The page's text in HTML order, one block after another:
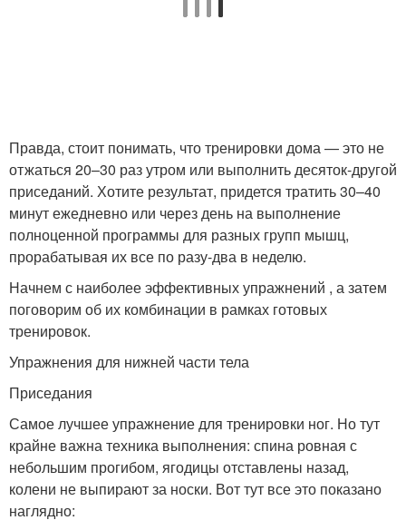
Правда, стоит понимать, что тренировки дома — это не
отжаться 20–30 раз утром или выполнить десяток-другой
приседаний. Хотите результат, придется тратить 30–40
минут ежедневно или через день на выполнение
полноценной программы для разных групп мышц,
прорабатывая их все по разу-два в неделю.
Начнем с наиболее эффективных упражнений , а затем
поговорим об их комбинации в рамках готовых
тренировок.
Упражнения для нижней части тела
Приседания
Самое лучшее упражнение для тренировки ног. Но тут
крайне важна техника выполнения: спина ровная с
небольшим прогибом, ягодицы отставлены назад,
колени не выпирают за носки. Вот тут все это показано
наглядно: